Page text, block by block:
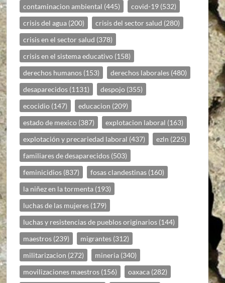
contaminacion ambiental (445) covid-19 (532)
crisis del agua (200) crisis del sector salud (280)
crisis en el sector salud (378)
crisis en el sistema educativo (158)
derechos humanos (153) derechos laborales (480)
desaparecidos (1131) despojo (355)
ecocidio (147) educacion (209)
estado de mexico (387) explotacion laboral (163)
explotación y precariedad laboral (437) ezln (225)
familiares de desaparecidos (503)
feminicidios (837) fosas clandestinas (160)
la niñez en la tormenta (193)
luchas de las mujeres (179)
luchas y resistencias de pueblos originarios (144)
maestros (239) migrantes (312)
militarizacion (272) mineria (340)
movilizaciones maestros (156) oaxaca (282)